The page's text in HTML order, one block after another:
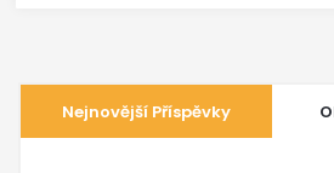
Nejnovější Příspěvky